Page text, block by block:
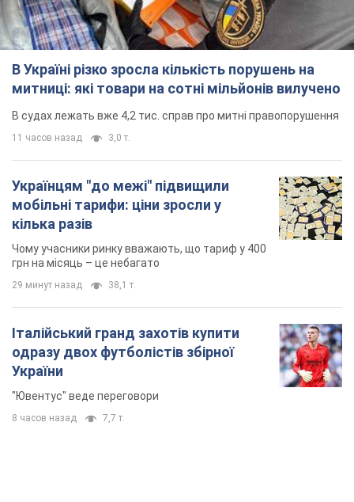
В Україні різко зросла кількість порушень на
митниці: які товари на сотні мільйонів вилучено
В судах лежать вже 4,2 тис. справ про митні правопорушення
11 часов назад 3,0 т.
Українцям "до межі" підвищили
мобільні тарифи: ціни зросли у
кілька разів
Чому учасники ринку вважають, що тариф у 400
грн на місяць – це небагато
29 минут назад 38,1 т.
Італійський гранд захотів купити
одразу двох футболістів збірної
України
"Ювентус" веде переговори
8 часов назад 7,7 т.